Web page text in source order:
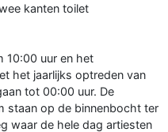
kanten toilet
10:00 uur en het
het jaarlijks optreden van
tot 00:00 uur. De
staan op de binnenbocht ter
waar de hele dag artiesten